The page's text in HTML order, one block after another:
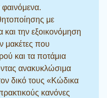
με
την εξοικονόμηση
μακέτες που
και τα ποτάμια
ανακυκλώσιμα
δικό τους «Κώδικα
κανόνες